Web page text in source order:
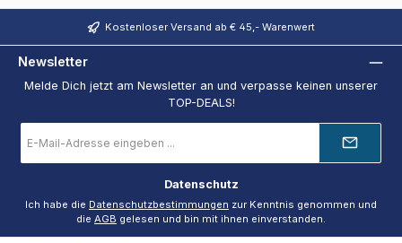
Kostenloser Versand ab € 45,- Warenwert
Newsletter
Melde Dich jetzt am Newsletter an und verpasse keinen unserer
TOP-DEALS!
Mail-
Adresse
Datenschutz
Ich habe die Datenschutzbestimmungen zur Kenntnis genommen und
die AGB gelesen und bin mit ihnen einverstanden.